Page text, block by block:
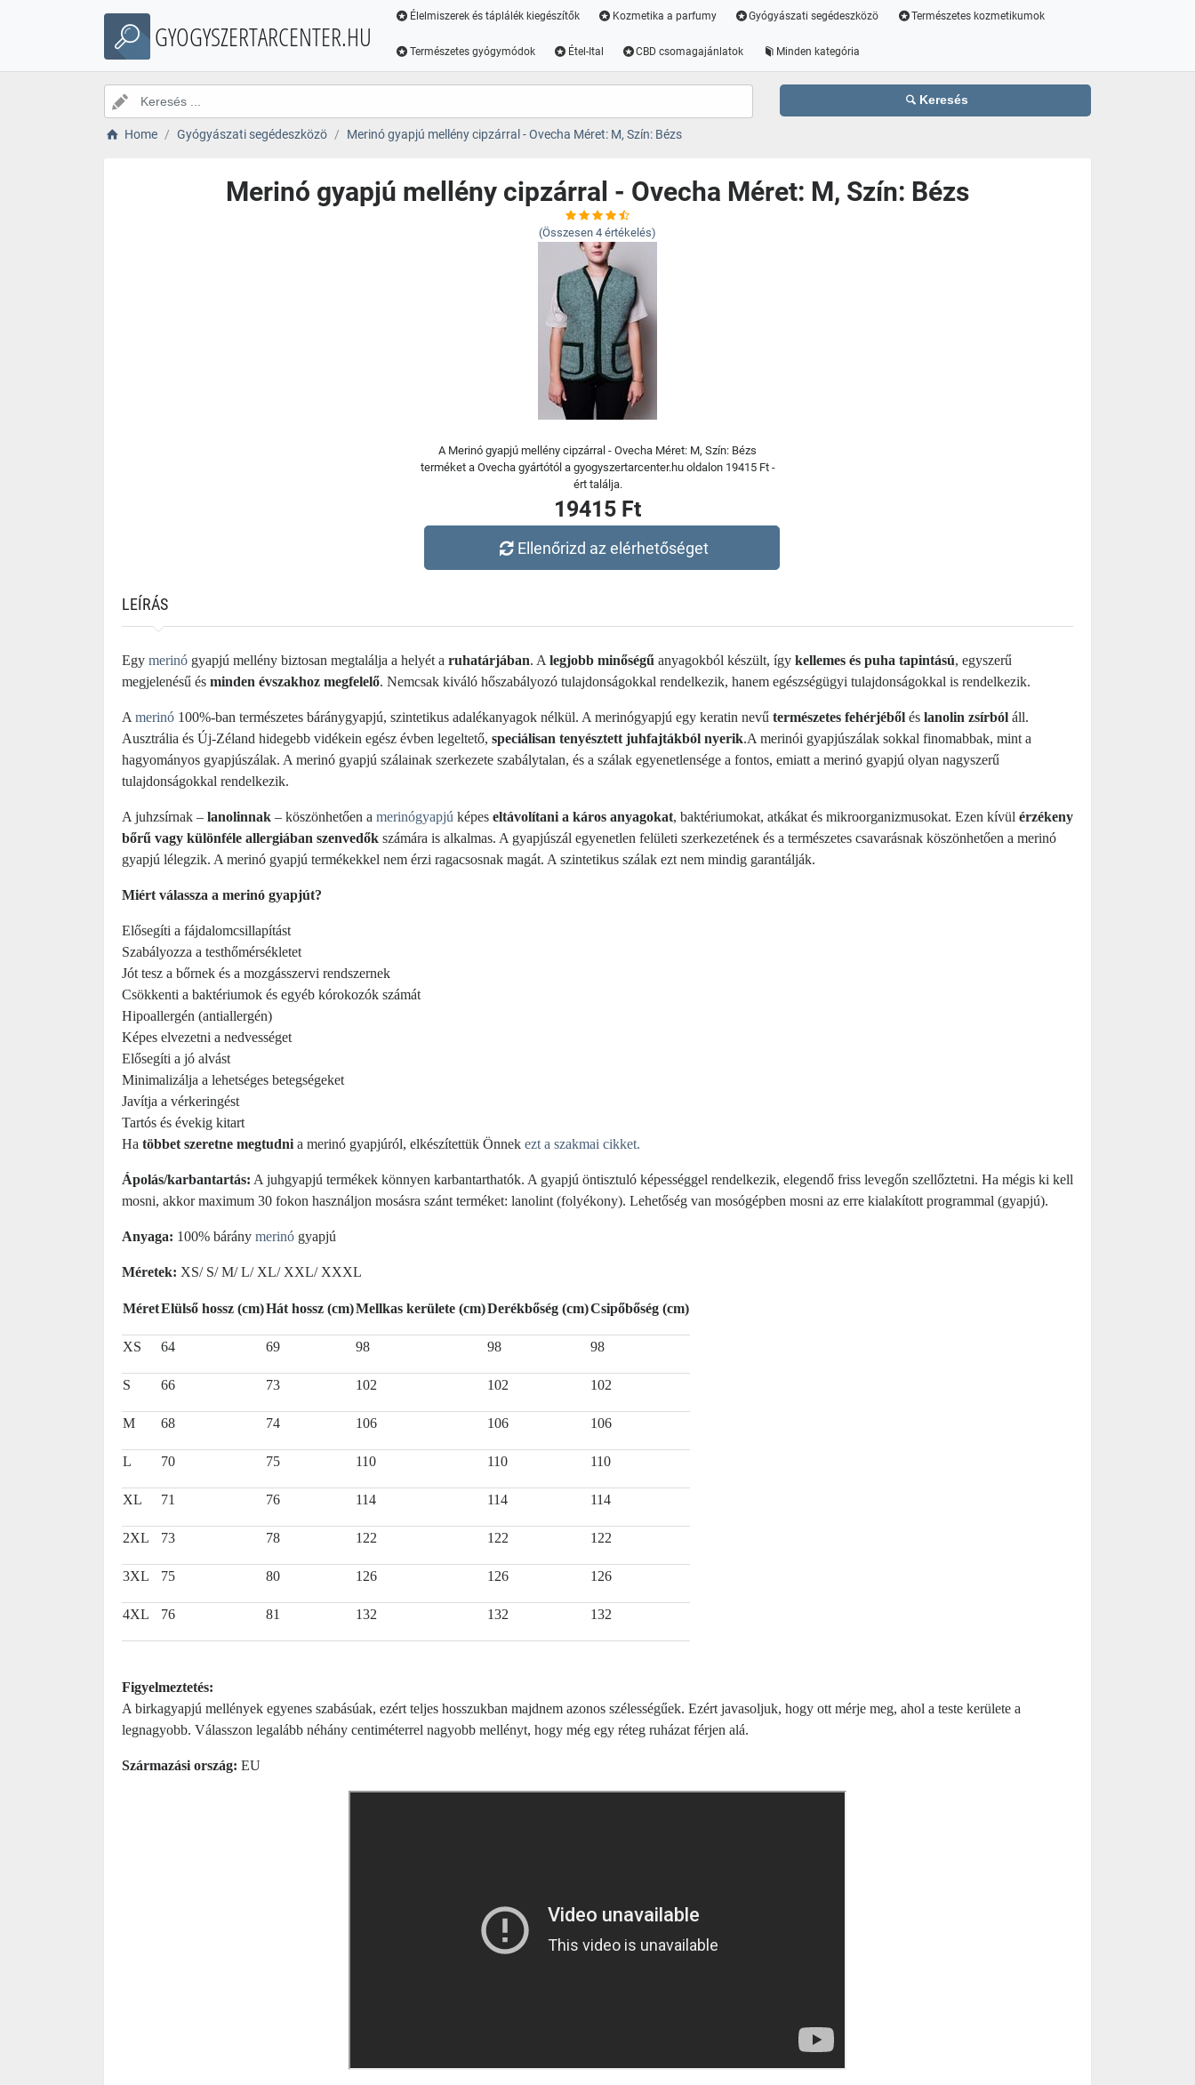
GYOGYSZERTARCENTER.HU
Élelmiszerek és táplálék kiegészítők Kozmetika a parfumy Gyógyászati segédeszközö Természetes kozmetikumok
Természetes gyógymódok Étel-Ital CBD csomagajánlatok Minden kategória
Keresés
Home Gyógyászati segédeszközö Merinó gyapjú mellény cipzárral - Ovecha Méret: M, Szín: Bézs
Merinó gyapjú mellény cipzárral - Ovecha Méret: M, Szín: Bézs
(Összesen 4 értékelés)
A Merinó gyapjú mellény cipzárral - Ovecha Méret: M, Szín: Bézs
terméket a Ovecha gyártótól a gyogyszertarcenter.hu oldalon 19415 Ft -
ért találja.
19415 Ft
Ellenőrizd az elérhetőséget
LEÍRÁS
Egy merinó gyapjú mellény biztosan megtalálja a helyét a ruhatárjában. A legjobb minőségű anyagokból készült, így kellemes és puha tapintású, egyszerű
megjelenésű és minden évszakhoz megfelelő. Nemcsak kiváló hőszabályozó tulajdonságokkal rendelkezik, hanem egészségügyi tulajdonságokkal is rendelkezik.
A merinó 100%-ban természetes báránygyapjú, szintetikus adalékanyagok nélkül. A merinógyapjú egy keratin nevű természetes fehérjéből és lanolin zsírból áll.
Ausztrália és Új-Zéland hidegebb vidékein egész évben legeltető, speciálisan tenyésztett juhfajtákból nyerik.A merinói gyapjúszálak sokkal finomabbak, mint a
hagyományos gyapjúszálak. A merinó gyapjú szálainak szerkezete szabálytalan, és a szálak egyenetlensége a fontos, emiatt a merinó gyapjú olyan nagyszerű
tulajdonságokkal rendelkezik.
A juhzsírnak – lanolinnak – köszönhetően a merinógyapjú képes eltávolítani a káros anyagokat, baktériumokat, atkákat és mikroorganizmusokat. Ezen kívül érzékeny
bőrű vagy különféle allergiában szenvedők számára is alkalmas. A gyapjúszál egyenetlen felületi szerkezetének és a természetes csavarásnak köszönhetően a merinó
gyapjú lélegzik. A merinó gyapjú termékekkel nem érzi ragacsosnak magát. A szintetikus szálak ezt nem mindig garantálják.
Miért válassza a merinó gyapjút?
Elősegíti a fájdalomcsillapítást
Szabályozza a testhőmérsékletet
Jót tesz a bőrnek és a mozgásszervi rendszernek
Csökkenti a baktériumok és egyéb kórokozók számát
Hipoallergén (antiallergén)
Képes elvezetni a nedvességet
Elősegíti a jó alvást
Minimalizálja a lehetséges betegségeket
Javítja a vérkeringést
Tartós és évekig kitart
Ha többet szeretne megtudni a merinó gyapjúról, elkészítettük Önnek ezt a szakmai cikket.
Ápolás/karbantartás: A juhgyapjú termékek könnyen karbantarthatók. A gyapjú öntisztuló képességgel rendelkezik, elegendő friss levegőn szellőztetni. Ha mégis ki kell
mosni, akkor maximum 30 fokon használjon mosásra szánt terméket: lanolint (folyékony). Lehetőség van mosógépben mosni az erre kialakított programmal (gyapjú).
Anyaga: 100% bárány merinó gyapjú
Méretek: XS/ S/ M/ L/ XL/ XXL/ XXXL
MéretElülső hossz (cm)Hát hossz (cm)Mellkas kerülete (cm)Derékbőség (cm)Csipőbőség (cm)
XS 64 69 98 98 98
S 66 73 102 102 102
M 68 74 106 106 106
L 70 75 110 110 110
XL 71 76 114 114 114
2XL 73 78 122 122 122
3XL 75 80 126 126 126
4XL 76 81 132 132 132
Figyelmeztetés:
A birkagyapjú mellények egyenes szabásúak, ezért teljes hosszukban majdnem azonos szélességűek. Ezért javasoljuk, hogy ott mérje meg, ahol a teste kerülete a
legnagyobb. Válasszon legalább néhány centiméterrel nagyobb mellényt, hogy még egy réteg ruházat férjen alá.
Származási ország: EU